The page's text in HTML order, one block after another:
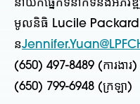
នាយកផ្នែកទំនាក់ទំនងអភិវឌ្
មូលនិធិ Lucile Packard
ន
(650) 497-8489 (ការងារ)
(650) 799-6948 (ក្រឡា)